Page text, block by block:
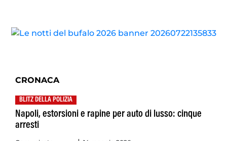
CRONACA
BLITZ DELLA POLIZIA
Napoli, estorsioni e rapine per auto di lusso: cinque
arresti